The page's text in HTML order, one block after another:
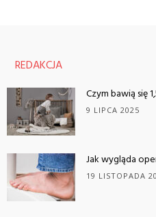
REDAKCJA
Czym bawią się
9 LIPCA 2025
Jak wygląda
19 LISTOPADA